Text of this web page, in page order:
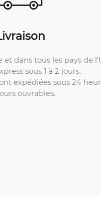
et dans tous les pays de
sous 1 à 2 jours.
expédiées sous 24
ouvrables.